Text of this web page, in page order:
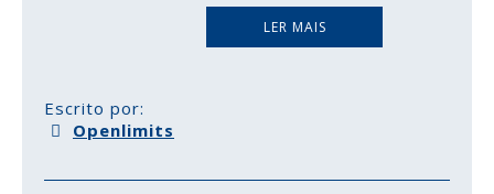
LER MAIS
Escrito por:
Openlimits